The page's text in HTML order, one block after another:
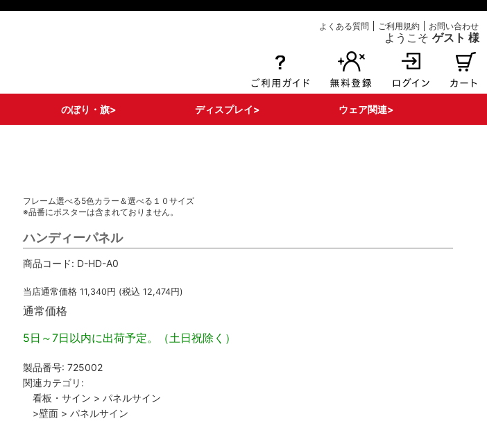
よくある質問 ご利用規約 お問い合わせ
ようこそ ゲスト 様
のぼり・旗> ディスプレイ> ウェア関連>
フレーム選べる5色カラー＆選べる１０サイズ
※品番にポスターは含まれておりません。
ハンディーパネル
商品コード: D-HD-A0
当店通常価格 11,340 円 (税込 12,474円)
通常価格
5日～7日以内に出荷予定。（土日祝除く）
製品番号: 725002
関連カテゴリ:
看板・サイン > パネルサイン
>壁面 > パネルサイン